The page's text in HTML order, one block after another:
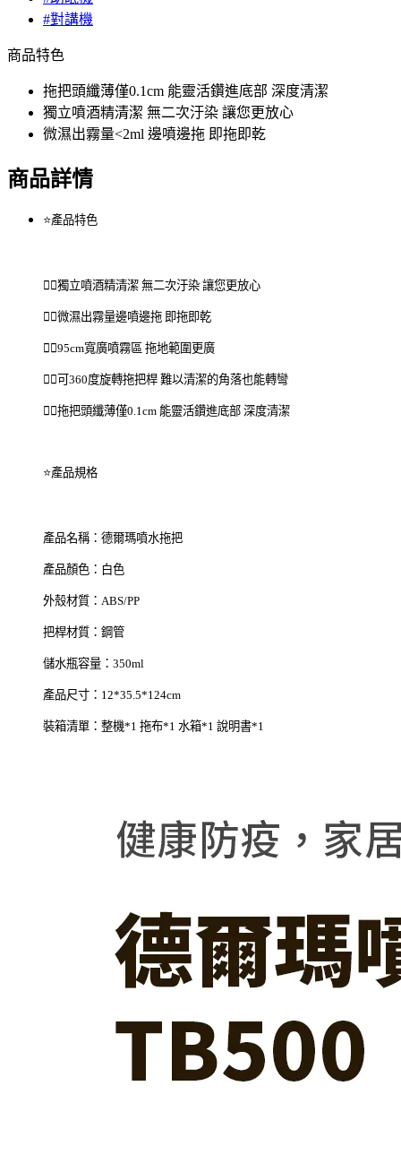
#對講機
商品特色
拖把頭纖薄僅0.1cm 能靈活鑽進底部 深度清潔
獨立噴酒精清潔 無二次汙染 讓您更放心
微濕出霧量<2ml 邊噴邊拖 即拖即乾
商品詳情
⭐產品特色
👉🏻獨立噴酒精清潔 無二次汙染 讓您更放心
👉🏻微濕出霧量邊噴邊拖 即拖即乾
👉🏻95cm寬廣噴霧區 拖地範圍更廣
👉🏻 可360度旋轉拖把桿 難以清潔的角落也能轉彎
👉🏻拖把頭纖薄僅0.1cm 能靈活鑽進底部 深度清潔
⭐產品規格
產品名稱：德爾瑪噴水拖把
產品顏色：白色
外殼材質：ABS/PP
把桿材質：鋼管
儲水瓶容量：350ml
產品尺寸：12*35.5*124cm
裝箱清單：整機*1 拖布*1 水箱*1 說明書*1